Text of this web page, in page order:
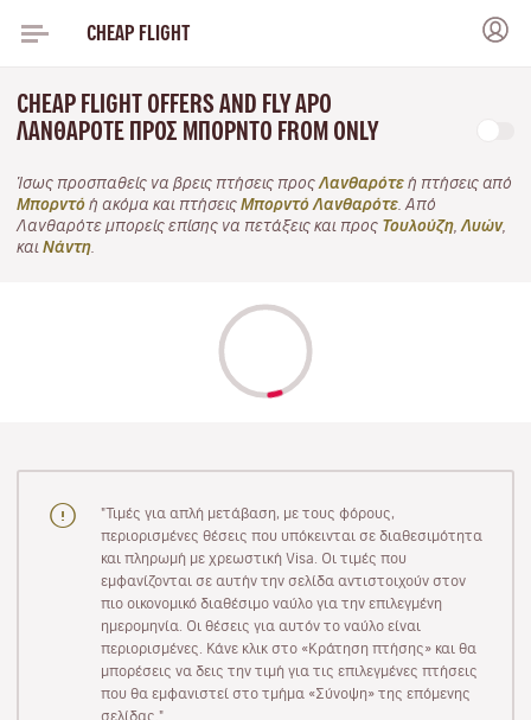
CHEAP FLIGHT
CHEAP FLIGHT OFFERS AND FLY APO
ΛΑΝΘΑΡΌΤΕ ΠΡΟΣ ΜΠΟΡΝΤΌ FROM ONLY
Ίσως προσπαθείς να βρεις πτήσεις προς Λανθαρότε ή πτήσεις από
Μπορντό ή ακόμα και πτήσεις Μπορντό Λανθαρότε . Από
Λανθαρότε μπορείς επίσης να πετάξεις και προς Τουλούζη Λυών,
και Νάντη
"Τιμές για απλή μετάβαση, με τους φόρους,
περιορισμένες θέσεις που υπόκεινται σε διαθεσιμότητα
και πληρωμή με χρεωστική Visa. Οι τιμές που
εμφανίζονται σε αυτήν την σελίδα αντιστοιχούν στον
πιο οικονομικό διαθέσιμο ναύλο για την επιλεγμένη
ημερομηνία. Οι θέσεις για αυτόν το ναύλο είναι
περιορισμένες. Κάνε κλικ στο «Κράτηση πτήσης» και θα
μπορέσεις να δεις την τιμή για τις επιλεγμένες πτήσεις
που θα εμφανιστεί στο τμήμα «Σύνοψη» της επόμενης
σελίδας."